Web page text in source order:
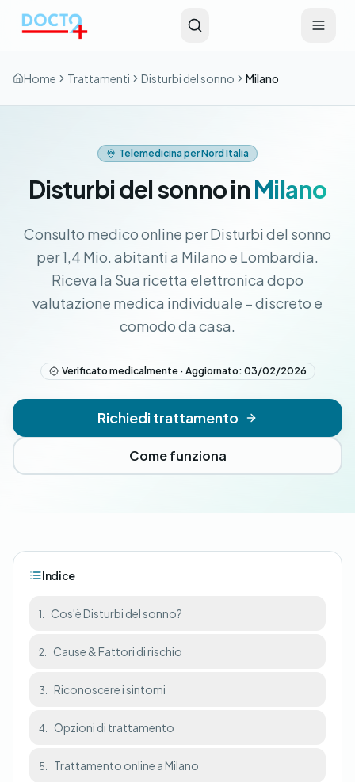
Home Trattamenti Disturbi del sonno Milano
Telemedicina per Nord Italia
Disturbi del sonno inMilano
Consulto medico online per Disturbi del sonno
per 1,4 Mio. abitanti a Milano e Lombardia.
Riceva la Sua ricetta elettronica dopo
valutazione medica individuale – discreto e
comodo da casa.
Verificato medicalmente · Aggiornato: 03/02/2026
Richiedi trattamento
Come funziona
Indice
1. Cos'è Disturbi del sonno?
2. Cause & Fattori di rischio
3. Riconoscere i sintomi
4. Opzioni di trattamento
5. Trattamento online a Milano